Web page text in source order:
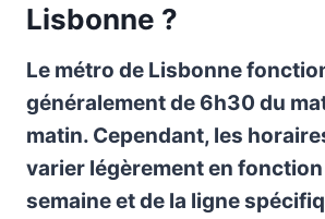
Lisbonne ?
Le métro de Lisbonne
généralement de 6h30 du
matin. Cependant, les
varier légèrement en
semaine et de la ligne